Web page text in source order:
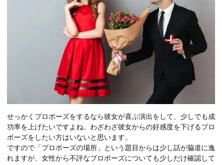
せっかくプロポーズをするなら彼女が喜ぶ演出をして、少しでも成
功率を上げたいですよね。わざわざ彼女からの好感度を下げるプロ
ポーズをしたい方はいないと思います。
ですので「プロポーズの場所」という題目からは少し話が脇道に逸
れますが、女性から不評なプロポーズについても少しだけ確認して